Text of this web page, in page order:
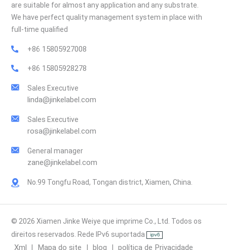
are suitable for almost any application and any substrate.
We have perfect quality management system in place with
full-time qualified
+86 15805927008
+86 15805928278
Sales Executive
linda@jinkelabel.com
Sales Executive
rosa@jinkelabel.com
General manager
zane@jinkelabel.com
No.99 Tongfu Road, Tongan district, Xiamen, China.
© 2026 Xiamen Jinke Weiye que imprime Co., Ltd. Todos os
direitos reservados. Rede IPv6 suportada
Xml Mapa do site blog política de Privacidade